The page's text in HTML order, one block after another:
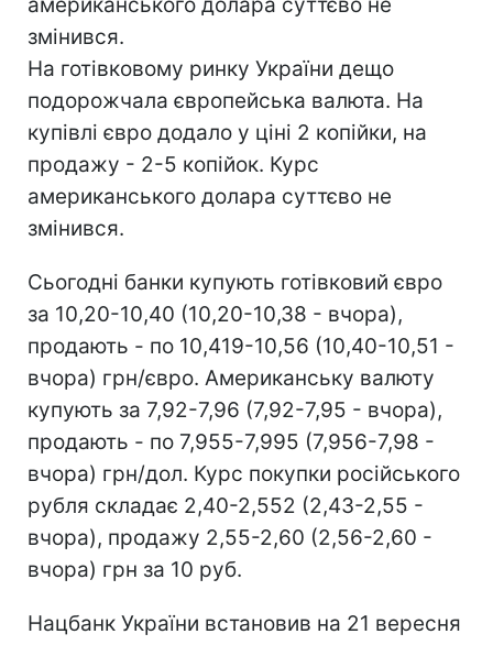
змінився.
На готівковому ринку України дещо
подорожчала європейська валюта. На
купівлі євро додало у ціні 2 копійки, на
продажу - 2-5 копійок. Курс
американського долара суттєво не
змінився.
Сьогодні банки купують готівковий євро
за 10,20-10,40 (10,20-10,38 - вчора),
продають - по 10,419-10,56 (10,40-10,51 -
вчора) грн/євро. Американську валюту
купують за 7,92-7,96 (7,92-7,95 - вчора),
продають - по 7,955-7,995 (7,956-7,98 -
вчора) грн/дол. Курс покупки російського
рубля складає 2,40-2,552 (2,43-2,55 -
вчора), продажу 2,55-2,60 (2,56-2,60 -
вчора) грн за 10 руб.
Нацбанк України встановив на 21 вересня